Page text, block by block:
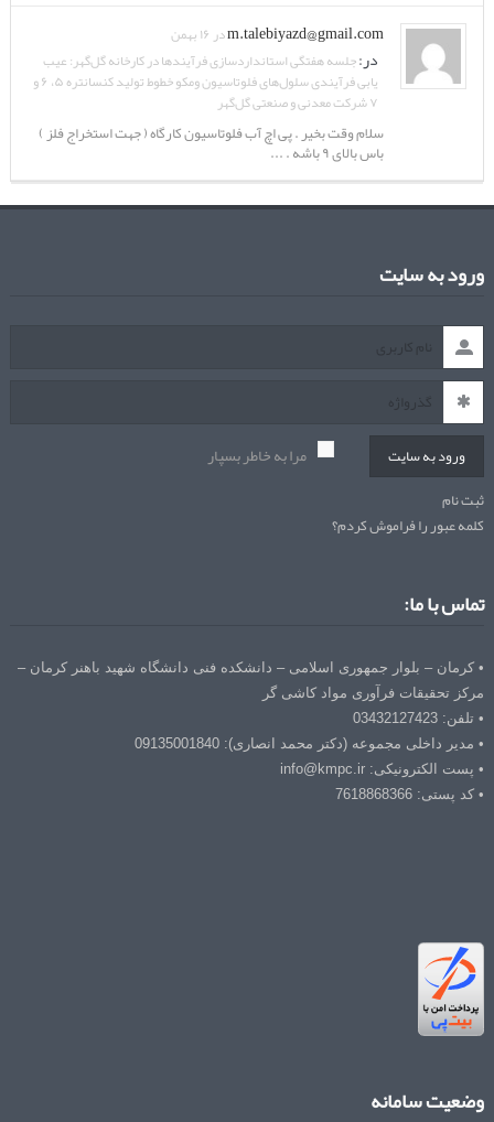
m.talebiyazd@gmail.comدر ۱۶ بهمن
در:جلسه هفتگی استانداردسازی فرآیندها در کارخانه گل‌گهر: عیب
یابی فرآیندی سلول‌های فلوتاسیون ومکو خطوط تولید کنسانتره ۵، ۶ و
۷ شرکت معدنی و صنعتی گل‌گهر
سلام وقت بخیر . پی اچ آب فلوتاسیون کارگاه ( جهت استخراج فلز )
باس بالای ۹ باشه . ...
ورود به سایت
ورود به سایت مرا به خاطر بسپار
ثبت نام
کلمه عبور را فراموش کردم؟
تماس با ما:
• کرمان – بلوار جمهوری اسلامی – دانشکده فنی دانشگاه شهید باهنر کرمان –
مرکز تحقیقات فرآوری مواد کاشی گر
• تلفن: 03432127423
• مدیر داخلی مجموعه (دکتر محمد انصاری): 09135001840
• پست الکترونیکی: info@kmpc.ir
• کد پستی: 7618868366
وضعیت سامانه